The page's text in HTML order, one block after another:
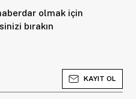
olmak için
bırakın
KAYIT OL